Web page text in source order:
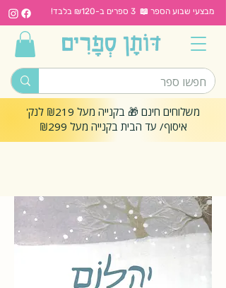
מבצעי שבוע הספר 📖 3 ספרים ב-₪120 בלבד!
משלוחים חינם 🎁 בקנייה מעל ₪219 לנק'
איסוף/ עד הבית בקנייה מעל ₪299